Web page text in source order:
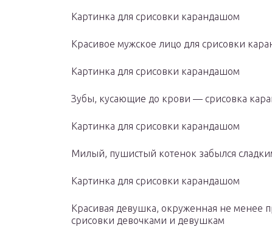
Картинка для срисовки карандашом
Красивое мужское лицо для срисовки
Картинка для срисовки карандашом
Зубы, кусающие до крови — срисовка
Картинка для срисовки карандашом
Милый, пушистый котенок забылся
Картинка для срисовки карандашом
Красивая девушка, окруженная не менее
срисовки девочками и девушкам